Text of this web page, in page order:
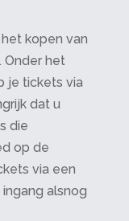
kopen van
Onder het
je tickets via
dat u
die
op de
via een
alsnog